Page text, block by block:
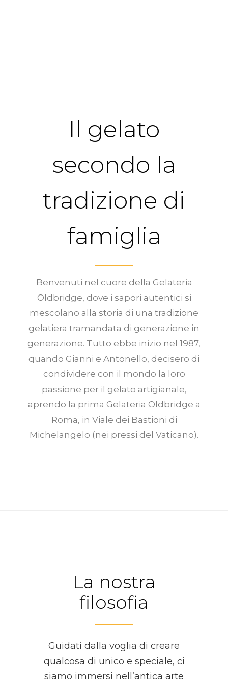
Il gelato
secondo la
tradizione di
famiglia
Benvenuti nel cuore della Gelateria
Oldbridge, dove i sapori autentici si
mescolano alla storia di una tradizione
gelatiera tramandata di generazione in
generazione. Tutto ebbe inizio nel 1987,
quando Gianni e Antonello, decisero di
condividere con il mondo la loro
passione per il gelato artigianale,
aprendo la prima Gelateria Oldbridge a
Roma, in Viale dei Bastioni di
Michelangelo (nei pressi del Vaticano).
La nostra
filosofia
Guidati dalla voglia di creare
qualcosa di unico e speciale, ci
siamo immersi nell’antica arte